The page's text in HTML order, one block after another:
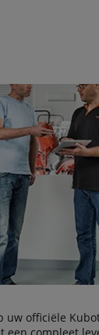
uw officiële